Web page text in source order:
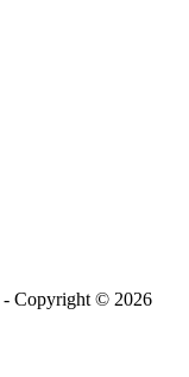
- Copyright © 2026